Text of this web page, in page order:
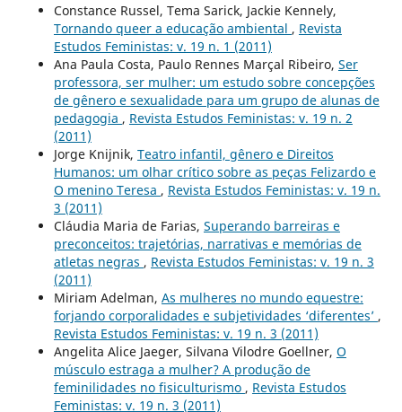
Constance Russel, Tema Sarick, Jackie Kennely,
Tornando queer a educação ambiental , Revista
Estudos Feministas: v. 19 n. 1 (2011)
Ana Paula Costa, Paulo Rennes Marçal Ribeiro, Ser
professora, ser mulher: um estudo sobre concepções
de gênero e sexualidade para um grupo de alunas de
pedagogia , Revista Estudos Feministas: v. 19 n. 2
(2011)
Jorge Knijnik, Teatro infantil, gênero e Direitos
Humanos: um olhar crítico sobre as peças Felizardo e
O menino Teresa , Revista Estudos Feministas: v. 19 n.
3 (2011)
Cláudia Maria de Farias, Superando barreiras e
preconceitos: trajetórias, narrativas e memórias de
atletas negras , Revista Estudos Feministas: v. 19 n. 3
(2011)
Miriam Adelman, As mulheres no mundo equestre:
forjando corporalidades e subjetividades ‘diferentes’ ,
Revista Estudos Feministas: v. 19 n. 3 (2011)
Angelita Alice Jaeger, Silvana Vilodre Goellner, O
músculo estraga a mulher? A produção de
feminilidades no fisiculturismo , Revista Estudos
Feministas: v. 19 n. 3 (2011)